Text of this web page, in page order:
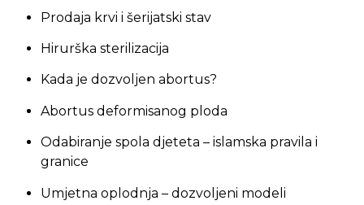
Prodaja krvi i šerijatski stav
Hirurška sterilizacija
Kada je dozvoljen abortus?
Abortus deformisanog ploda
Odabiranje spola djeteta – islamska pravila i
granice
Umjetna oplodnja – dozvoljeni modeli